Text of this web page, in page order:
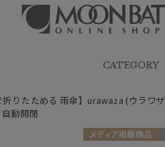
SHOP（ムーンバットオンラインシ
CATEGORY
折りたためる 雨傘】urawaza (ウラワ
動開閉